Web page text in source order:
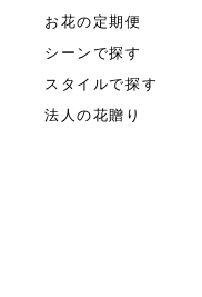
お花の定期便
シーンで探す
スタイルで探す
法人の花贈り